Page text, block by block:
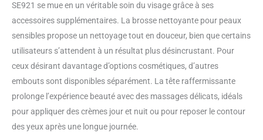
SE921 se mue en un véritable soin du visage grâce à ses
accessoires supplémentaires. La brosse nettoyante pour peaux
sensibles propose un nettoyage tout en douceur, bien que certains
utilisateurs s’attendent à un résultat plus désincrustant. Pour
ceux désirant davantage d’options cosmétiques, d’autres
embouts sont disponibles séparément. La tête raffermissante
prolonge l’expérience beauté avec des massages délicats, idéals
pour appliquer des crèmes jour et nuit ou pour reposer le contour
des yeux après une longue journée.